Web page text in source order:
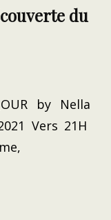
du
by Nella
Vers 21H